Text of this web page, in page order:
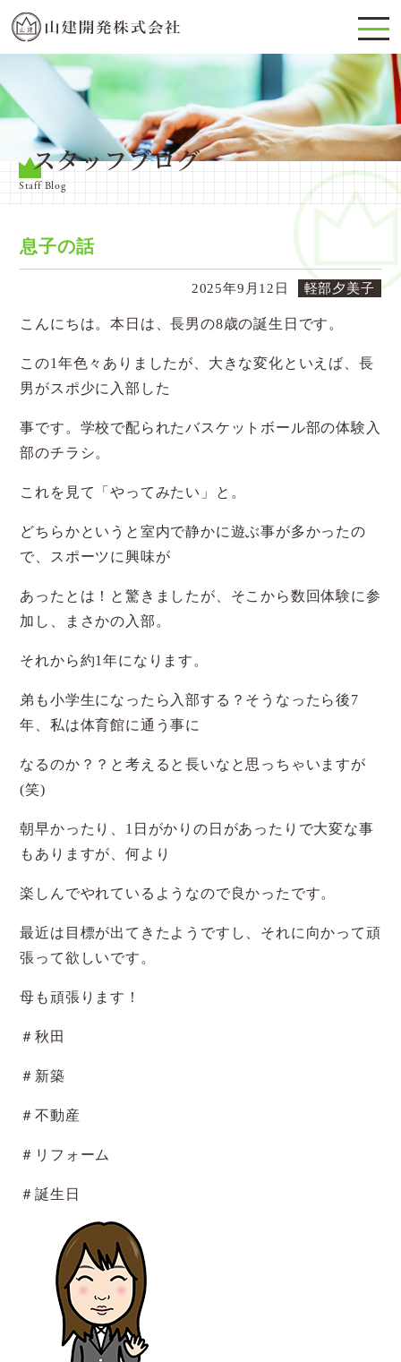
スタッフブログ
Staff Blog
息子の話
2025年9月12日 軽部夕美子
こんにちは。本日は、長男の8歳の誕生日です。
この1年色々ありましたが、大きな変化といえば、長
男がスポ少に入部した
事です。学校で配られたバスケットボール部の体験入
部のチラシ。
これを見て「やってみたい」と。
どちらかというと室内で静かに遊ぶ事が多かったの
で、スポーツに興味が
あったとは！と驚きましたが、そこから数回体験に参
加し、まさかの入部。
それから約1年になります。
弟も小学生になったら入部する？そうなったら後7
年、私は体育館に通う事に
なるのか？？と考えると長いなと思っちゃいますが
(笑)
朝早かったり、1日がかりの日があったりで大変な事
もありますが、何より
楽しんでやれているようなので良かったです。
最近は目標が出てきたようですし、それに向かって頑
張って欲しいです。
母も頑張ります！
＃秋田
＃新築
＃不動産
＃リフォーム
＃誕生日